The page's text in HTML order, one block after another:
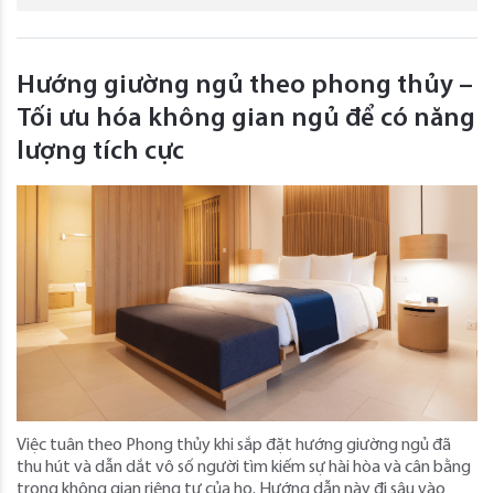
Hướng giường ngủ theo phong thủy –
Tối ưu hóa không gian ngủ để có năng
lượng tích cực
Việc tuân theo Phong thủy khi sắp đặt hướng giường ngủ đã
thu hút và dẫn dắt vô số người tìm kiếm sự hài hòa và cân bằng